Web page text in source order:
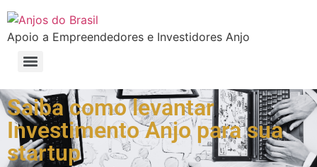
Apoio a Empreendedores e Investidores Anjo
Saiba como levantar
Investimento Anjo para sua
startup